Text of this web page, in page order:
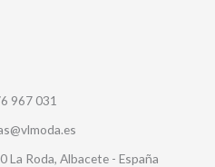
967 031
La Roda, Albacete - España